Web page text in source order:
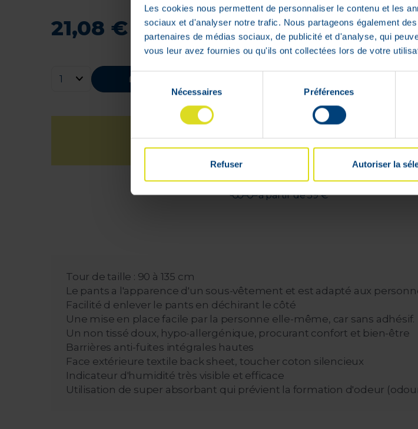
Les cookies nous permettent de personnaliser le contenu et les
sociaux et d'analyser notre trafic. Nous partageons également
partenaires de médias sociaux, de publicité et d'analyse, qui
vous leur avez fournies ou qu'ils ont collectées lors de votre
Sélection
du
consentement
Nécessaires Préférences
Refuser Autoriser la
21,08 €
Ajouter au panier
Livrable
Livraison rapide et gratuite
à partir de 59 €
Tour de taille : 90 à 135 cm
Le pants a l'apparence d'un sous-vêtement et est adapté aux
Facilité d enlever le pants en déchirant le côté
Une mise en place facile par la personne elle-même, car sans adhésif.
Un non tissé doux, hypo-allergénique, procurant confort et bien-être
Barrières anti-fuites intégrales hautes
Face extérieure textile back sheet, toucher coton silencieux
Indicateur d'humidité très visible et efficace
Utilisation de super absorbant qui prévient la formation d'odeur